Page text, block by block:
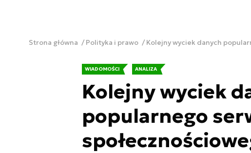
Strona główna Polityka i prawo Kolejny wyciek danych
WIADOMOŚCI ANALIZA
Kolejny wyciek
popularnego